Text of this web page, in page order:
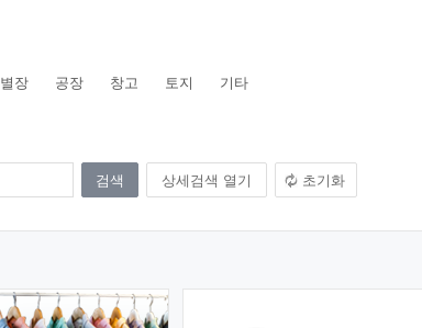
별장 공장 창고 토지 기타
상세검색 열기 초기화